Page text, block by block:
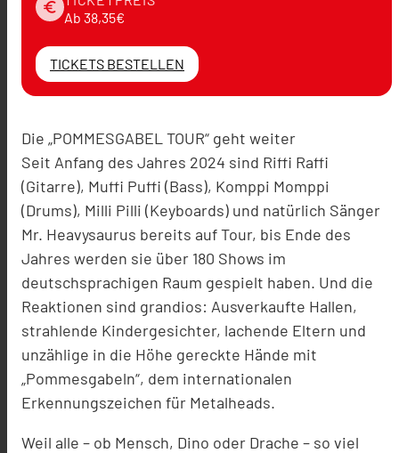
euro
Ab 38,35€
TICKETS BESTELLEN
Die „POMMESGABEL TOUR“ geht weiter
Seit Anfang des Jahres 2024 sind Riffi Raffi
(Gitarre), Muffi Puffi (Bass), Komppi Momppi
(Drums), Milli Pilli (Keyboards) und natürlich Sänger
Mr. Heavysaurus bereits auf Tour, bis Ende des
Jahres werden sie über 180 Shows im
deutschsprachigen Raum gespielt haben. Und die
Reaktionen sind grandios: Ausverkaufte Hallen,
strahlende Kindergesichter, lachende Eltern und
unzählige in die Höhe gereckte Hände mit
„Pommesgabeln“, dem internationalen
Erkennungszeichen für Metalheads.
Weil alle – ob Mensch, Dino oder Drache – so viel